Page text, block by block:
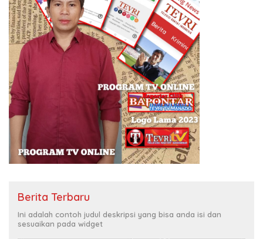
Berita Terbaru
Ini adalah contoh judul deskripsi yang bisa anda isi dan
sesuaikan pada widget